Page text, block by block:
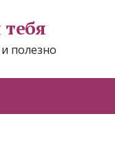
полезно